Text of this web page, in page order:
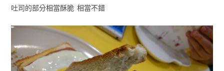
吐司的部分相當酥脆 相當不錯